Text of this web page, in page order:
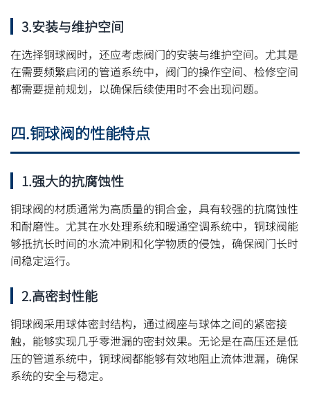
3.安装与维护空间
在选择铜球阀时，还应考虑阀门的安装与维护空间。尤其是
在需要频繁启闭的管道系统中，阀门的操作空间、检修空间
都需要提前规划，以确保后续使用时不会出现问题。
四.铜球阀的性能特点
1.强大的抗腐蚀性
铜球阀的材质通常为高质量的铜合金，具有较强的抗腐蚀性
和耐磨性。尤其在水处理系统和暖通空调系统中，铜球阀能
够抵抗长时间的水流冲刷和化学物质的侵蚀，确保阀门长时
间稳定运行。
2.高密封性能
铜球阀采用球体密封结构，通过阀座与球体之间的紧密接
触，能够实现几乎零泄漏的密封效果。无论是在高压还是低
压的管道系统中，铜球阀都能够有效地阻止流体泄漏，确保
系统的安全与稳定。